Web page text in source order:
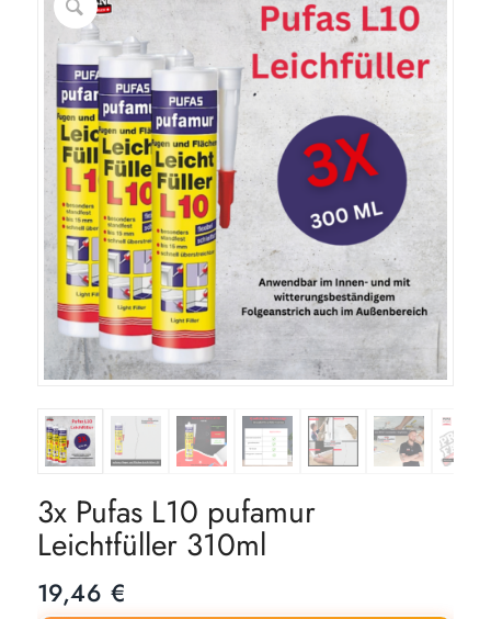
3x Pufas L10 pufamur
Leichtfüller 310ml
19,46 €